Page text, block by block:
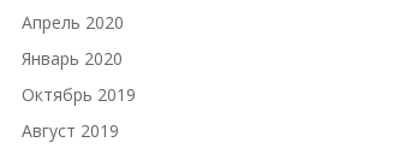
Апрель 2020
Январь 2020
Октябрь 2019
Август 2019